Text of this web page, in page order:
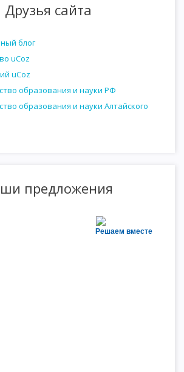
Друзья сайта
блог
uCoz
uCoz
образования и науки РФ
образования и науки Алтайского
предложения
Решаем вместе